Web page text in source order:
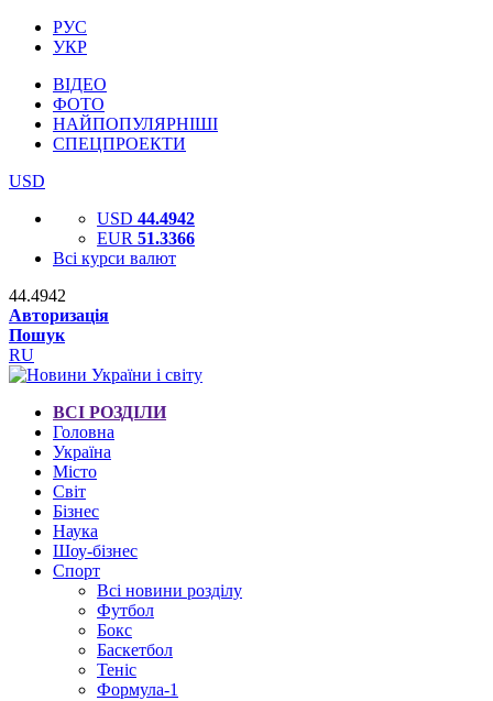
РУС
УКР
ВІДЕО
ФОТО
НАЙПОПУЛЯРНІШІ
СПЕЦПРОЕКТИ
USD
USD 44.4942
EUR 51.3366
Всі курси валют
44.4942
Авторизація
Пошук
RU
ВСІ РОЗДІЛИ
Головна
Україна
Місто
Світ
Бізнес
Наука
Шоу-бізнес
Спорт
Всі новини розділу
Футбол
Бокс
Баскетбол
Теніс
Формула-1